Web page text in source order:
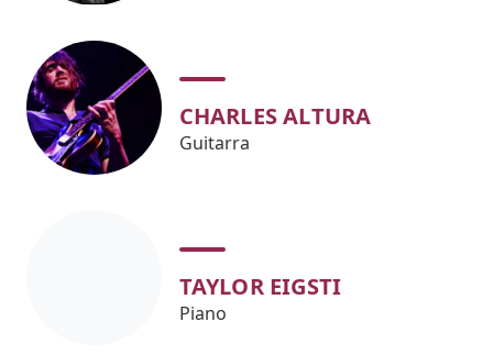
CHARLES ALTURA
Guitarra
TAYLOR EIGSTI
Piano